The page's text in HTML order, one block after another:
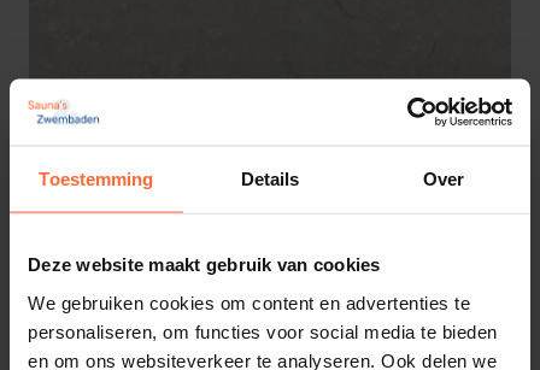
Toestemming Details Over
Deze website maakt gebruik van cookies
We gebruiken cookies om content en advertenties te
personaliseren, om functies voor social media te bieden
en om ons websiteverkeer te analyseren. Ook delen we
keramische randstenenkies je voor een duurzame
en stijlvolle oplossing die jarenlang mooi blijft.